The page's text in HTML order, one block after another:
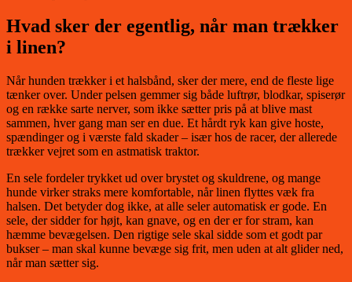
Hvad sker der egentlig, når man trækker
i linen?
Når hunden trækker i et halsbånd, sker der mere, end de fleste lige
tænker over. Under pelsen gemmer sig både luftrør, blodkar, spiserør
og en række sarte nerver, som ikke sætter pris på at blive mast
sammen, hver gang man ser en due. Et hårdt ryk kan give hoste,
spændinger og i værste fald skader – især hos de racer, der allerede
trækker vejret som en astmatisk traktor.
En sele fordeler trykket ud over brystet og skuldrene, og mange
hunde virker straks mere komfortable, når linen flyttes væk fra
halsen. Det betyder dog ikke, at alle seler automatisk er gode. En
sele, der sidder for højt, kan gnave, og en der er for stram, kan
hæmme bevægelsen. Den rigtige sele skal sidde som et godt par
bukser – man skal kunne bevæge sig frit, men uden at alt glider ned,
når man sætter sig.